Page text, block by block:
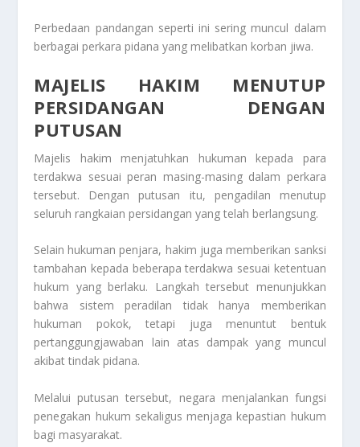
Perbedaan pandangan seperti ini sering muncul dalam
berbagai perkara pidana yang melibatkan korban jiwa.
MAJELIS HAKIM MENUTUP
PERSIDANGAN DENGAN
PUTUSAN
Majelis hakim menjatuhkan hukuman kepada para
terdakwa sesuai peran masing-masing dalam perkara
tersebut. Dengan putusan itu, pengadilan menutup
seluruh rangkaian persidangan yang telah berlangsung.
Selain hukuman penjara, hakim juga memberikan sanksi
tambahan kepada beberapa terdakwa sesuai ketentuan
hukum yang berlaku. Langkah tersebut menunjukkan
bahwa sistem peradilan tidak hanya memberikan
hukuman pokok, tetapi juga menuntut bentuk
pertanggungjawaban lain atas dampak yang muncul
akibat tindak pidana.
Melalui putusan tersebut, negara menjalankan fungsi
penegakan hukum sekaligus menjaga kepastian hukum
bagi masyarakat.